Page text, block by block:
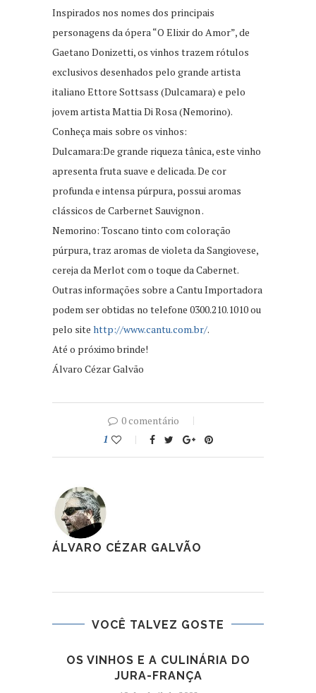
Inspirados nos nomes dos principais
personagens da ópera “O Elixir do Amor”, de
Gaetano Donizetti, os vinhos trazem rótulos
exclusivos desenhados pelo grande artista
italiano Ettore Sottsass (Dulcamara) e pelo
jovem artista Mattia Di Rosa (Nemorino).
Conheça mais sobre os vinhos:
Dulcamara:De grande riqueza tânica, este vinho
apresenta fruta suave e delicada. De cor
profunda e intensa púrpura, possui aromas
clássicos de Carbernet Sauvignon .
Nemorino: Toscano tinto com coloração
púrpura, traz aromas de violeta da Sangiovese,
cereja da Merlot com o toque da Cabernet.
Outras informações sobre a Cantu Importadora
podem ser obtidas no telefone 0300.210.1010 ou
pelo site http://www.cantu.com.br/.
Até o próximo brinde!
Álvaro Cézar Galvão
0 comentário
1
ÁLVARO CÉZAR GALVÃO
VOCÊ TALVEZ GOSTE
OS VINHOS E A CULINÁRIA DO
JURA-FRANÇA